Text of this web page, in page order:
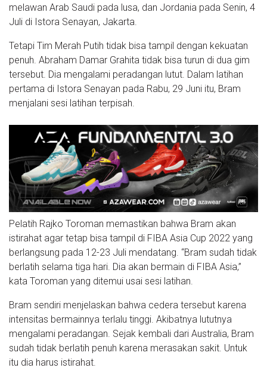
melawan Arab Saudi pada lusa, dan Jordania pada Senin, 4
Juli di Istora Senayan, Jakarta.
Tetapi Tim Merah Putih tidak bisa tampil dengan kekuatan
penuh. Abraham Damar Grahita tidak bisa turun di dua gim
tersebut. Dia mengalami peradangan lutut. Dalam latihan
pertama di Istora Senayan pada Rabu, 29 Juni itu, Bram
menjalani sesi latihan terpisah.
Pelatih Rajko Toroman memastikan bahwa Bram akan
istirahat agar tetap bisa tampil di FIBA Asia Cup 2022 yang
berlangsung pada 12-23 Juli mendatang. “Bram sudah tidak
berlatih selama tiga hari. Dia akan bermain di FIBA Asia,”
kata Toroman yang ditemui usai sesi latihan.
Bram sendiri menjelaskan bahwa cedera tersebut karena
intensitas bermainnya terlalu tinggi. Akibatnya lututnya
mengalami peradangan. Sejak kembali dari Australia, Bram
sudah tidak berlatih penuh karena merasakan sakit. Untuk
itu dia harus istirahat.